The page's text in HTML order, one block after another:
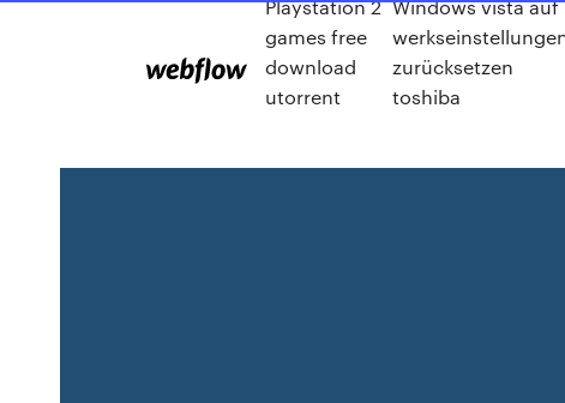
Playstation 2
games free
download
utorrent
Windows vista auf
zurücksetzen
toshiba